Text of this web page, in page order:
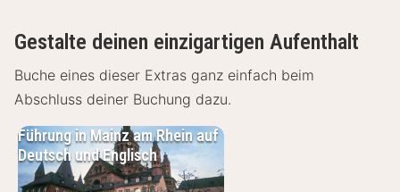
Sternebeurteilungen für Unterkünfte in diesem Land:
Deutschland. Diese Unterkunft erhielt 3 stars.
Zum Angebot gehören kostenlose Zeitungen in der
die Uhr besetzte Rezeption. Vor Ort gibt es Folgendes:
Parken ohne Service (kostenpflichtig).
Gestalte deinen einzigartigen Aufenthalt
Buche eines dieser Extras ganz einfach beim
Abschluss deiner Buchung dazu.
Führung in Mainz am Rhein auf
Deutsch und Englisch